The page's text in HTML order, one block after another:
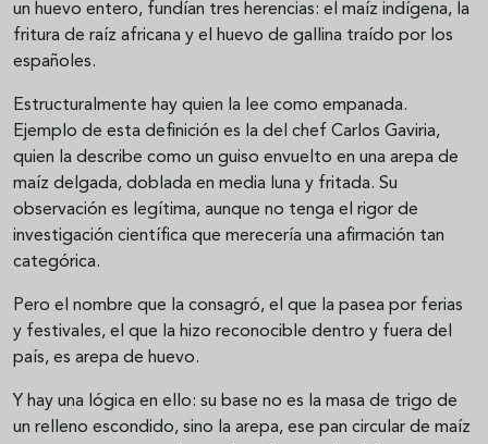
un huevo entero, fundían tres herencias: el maíz indígena, la
fritura de raíz africana y el huevo de gallina traído por los
españoles.
Estructuralmente hay quien la lee como empanada.
Ejemplo de esta definición es la del chef Carlos Gaviria,
quien la describe como un guiso envuelto en una arepa de
maíz delgada, doblada en media luna y fritada. Su
observación es legítima, aunque no tenga el rigor de
investigación científica que merecería una afirmación tan
categórica.
Pero el nombre que la consagró, el que la pasea por ferias
y festivales, el que la hizo reconocible dentro y fuera del
país, es arepa de huevo.
Y hay una lógica en ello: su base no es la masa de trigo de
un relleno escondido, sino la arepa, ese pan circular de maíz